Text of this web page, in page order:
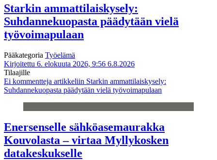
Starkin ammattilaiskysely:
Suhdannekuopasta päädytään vielä
työvoimapulaan
Pääkategoria Työelämä
Kirjoitettu 6. elokuuta 2026, 9:56 6.8.2026
Tilaajille
Ei kommentteja artikkeliin Starkin ammattilaiskysely:
Suhdannekuopasta päädytään vielä työvoimapulaan
Enersenselle sähköasemaurakka
Kouvolasta – virtaa Myllykosken
datakeskukselle